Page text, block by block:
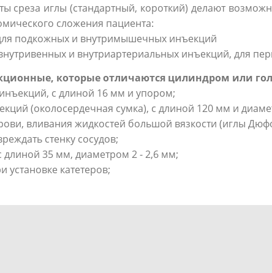
среза иглы (стандартный, короткий) делают
сложения пациента:
подкожных и внутримышечных инъекций
и внутриартериальных инъекций, для
которые отличаются цилиндром или
с длиной 16 мм и упором;
(околосердечная сумка), с длиной 120 мм и
вливания жидкостей большой вязкости (иглы
стенку сосудов;
длиной 35 мм, диаметром 2 - 2,6 мм;
установке катетеров;